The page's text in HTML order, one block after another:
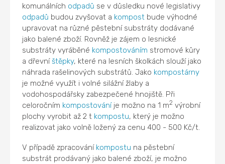
komunálních odpadů se v důsledku nové legislativy
odpadů budou zvyšovat a kompost bude výhodné
upravovat na různé pěstební substráty dodávané
jako balené zboží. Rovněž je zájem o lesnické
substráty vyráběné kompostováním stromové kůry
a dřevníštěpky, které na lesních školkách slouží jako
náhrada rašelinových substrátů. Jako kompostárny
je možné využít i volné silážní žlaby a
vodohospodářsky zabezpečené hnojiště. Při
celoročním kompostováníje možno na 1 m2 výrobní
plochy vyrobit až 2 t kompostu, který je možno
realizovat jako volně ložený za cenu 400 - 500 Kč/t.
V případě zpracování kompostu na pěstební
substrát prodávaný jako balené zboží, je možno